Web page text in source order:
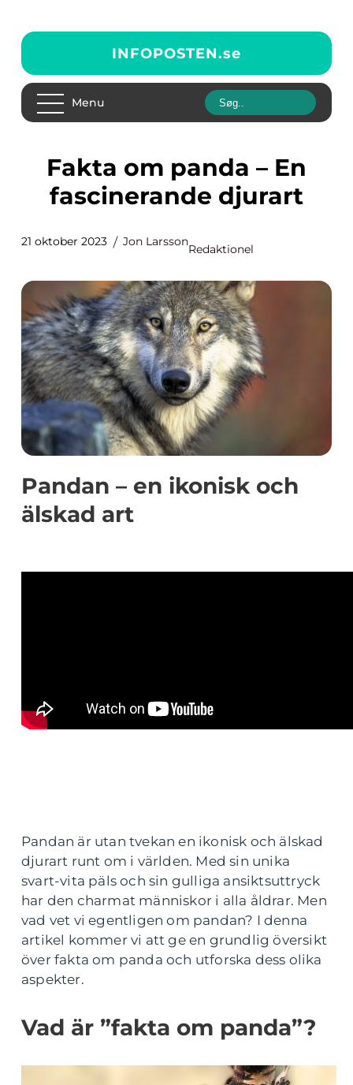
INFOPOSTEN.se
Menu
Fakta om panda – En
fascinerande djurart
21 oktober 2023 Jon Larsson
Redaktionel
Pandan – en ikonisk och
älskad art
Pandan är utan tvekan en ikonisk och älskad
djurart runt om i världen. Med sin unika
svart-vita päls och sin gulliga ansiktsuttryck
har den charmat människor i alla åldrar. Men
vad vet vi egentligen om pandan? I denna
artikel kommer vi att ge en grundlig översikt
över fakta om panda och utforska dess olika
aspekter.
Vad är ”fakta om panda”?